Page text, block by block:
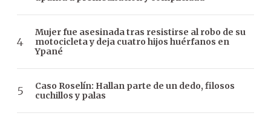
Mujer fue asesinada tras resistirse al robo de su
motocicleta y deja cuatro hijos huérfanos en
Ypané
Caso Roselín: Hallan parte de un dedo, filosos
cuchillos y palas